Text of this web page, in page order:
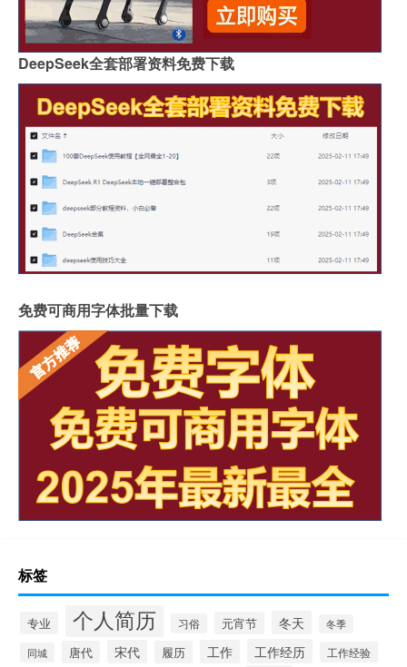
DeepSeek全套部署资料免费下载
免费可商用字体批量下载
标签
专业 个人简历 习俗 元宵节 冬天 冬季
同城 唐代 宋代 履历 工作 工作经历
工作经验